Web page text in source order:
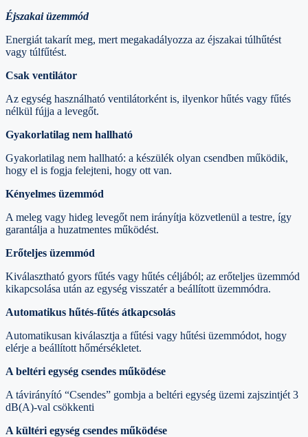
Éjszakai üzemmód
Energiát takarít meg, mert megakadályozza az éjszakai túlhűtést
vagy túlfűtést.
Csak ventilátor
Az egység használható ventilátorként is, ilyenkor hűtés vagy fűtés
nélkül fújja a levegőt.
Gyakorlatilag nem hallható
Gyakorlatilag nem hallható: a készülék olyan csendben működik,
hogy el is fogja felejteni, hogy ott van.
Kényelmes üzemmód
A meleg vagy hideg levegőt nem irányítja közvetlenül a testre, így
garantálja a huzatmentes működést.
Erőteljes üzemmód
Kiválasztható gyors fűtés vagy hűtés céljából; az erőteljes üzemmód
kikapcsolása után az egység visszatér a beállított üzemmódra.
Automatikus hűtés-fűtés átkapcsolás
Automatikusan kiválasztja a fűtési vagy hűtési üzemmódot, hogy
elérje a beállított hőmérsékletet.
A beltéri egység csendes működése
A távirányító “Csendes” gombja a beltéri egység üzemi zajszintjét 3
dB(A)-val csökkenti
A kültéri egység csendes működése